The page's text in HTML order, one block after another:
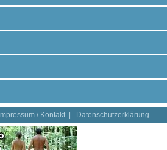
Impressum / Kontakt| Datenschutzerklärung